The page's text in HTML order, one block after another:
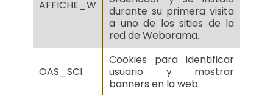
AFFICHE_W
durante su primera visita
a uno de los sitios de la
red de Weborama.
OAS_SC1
Cookies para identificar
usuario y mostrar
banners en la web.